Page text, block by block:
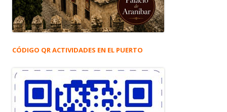
CÓDIGO QR ACTIVIDADES EN EL PUERTO